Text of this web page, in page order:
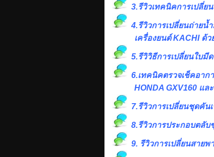
3.รีวิวเทคนิคการเปลี่
4.รีวิวการเปลี่ยนถ่าย
เครื่องยนต์ KACHI ด้วย
5.รีวิวิธีการเปลี่ยนใบ
6.เทคนิคตรวจเช็คอาก
HONDA GXV160 แล
7.รีวิวการเปลี่ยนชุดคัน
8.รีวิวการประกอบตลับ
9. รีวิวการเปลี่ยนสาย